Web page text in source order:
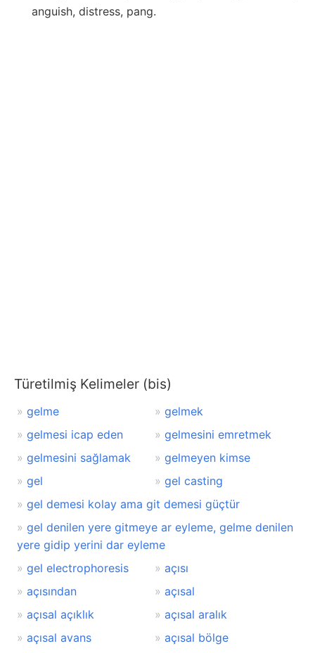
anguish, distress, pang.
Türetilmiş Kelimeler (bis)
gelme
gelmek
gelmesi icap eden
gelmesini emretmek
gelmesini sağlamak
gelmeyen kimse
gel
gel casting
gel demesi kolay ama git demesi güçtür
gel denilen yere gitmeye ar eyleme, gelme denilen
yere gidip yerini dar eyleme
gel electrophoresis
açısı
açısından
açısal
açısal açıklık
açısal aralık
açısal avans
açısal bölge